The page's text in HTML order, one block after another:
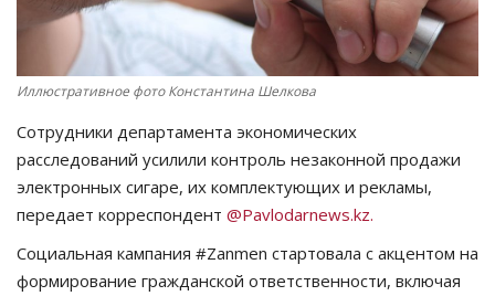
РАЗВЛЕЧЕНИЯ
OFFICIAL
Курултай
Язык
Иллюстративное фото Константина Шелкова
Сотрудники департамента экономических
расследований усилили контроль незаконной продажи
электронных сигаре, их комплектующих и рекламы,
передает корреспондент @Pavlodarnews.kz.
Социальная кампания #Zanmen стартовала с акцентом на
формирование гражданской ответственности, включая